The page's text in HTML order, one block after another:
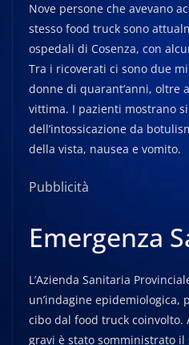
Nove persone che avevano
stesso food truck sono
ospedali di Cosenza, con
Tra i ricoverati ci sono due
donne di quarant’anni, oltre
vittima. I pazienti mostrano
dell’intossicazione da
della vista, nausea e vomito.
Pubblicità
Emergenza
L’Azienda Sanitaria
un’indagine epidemiologica,
cibo dal food truck
gravi è stato somministrato